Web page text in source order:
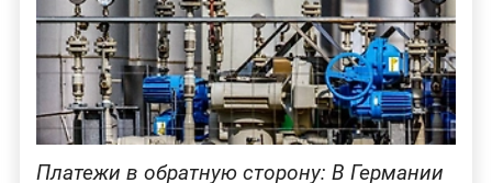
Платежи в обратную сторону: В Германии